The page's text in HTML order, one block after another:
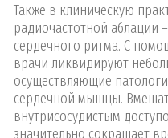
Также в клиническую
радиочастотной аблации
сердечного ритма. С
врачи ликвидируют
осуществляющие
сердечной мышцы.
внутрисосудистым
значительно сокращает